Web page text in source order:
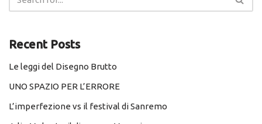
Recent Posts
Le leggi del Disegno Brutto
UNO SPAZIO PER L’ERRORE
L’imperfezione vs il festival di Sanremo